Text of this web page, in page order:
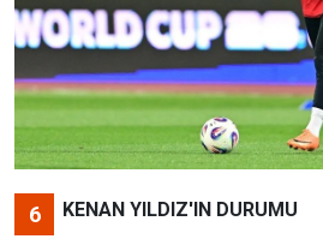
6 KENAN YILDIZ'IN DURUMU